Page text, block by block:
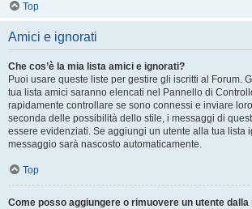
Top
Amici e ignorati
Che cos’è la mia lista amici e ignorati?
Puoi usare queste liste per gestire gli iscritti al Forum.
tua lista amici saranno elencati nel Pannello di
rapidamente controllare se sono connessi e inviare
seconda delle possibilità dello stile, i messaggi di
essere evidenziati. Se aggiungi un utente alla tua lista
messaggio sarà nascosto automaticamente.
Top
Come posso aggiungere o rimuovere un utente